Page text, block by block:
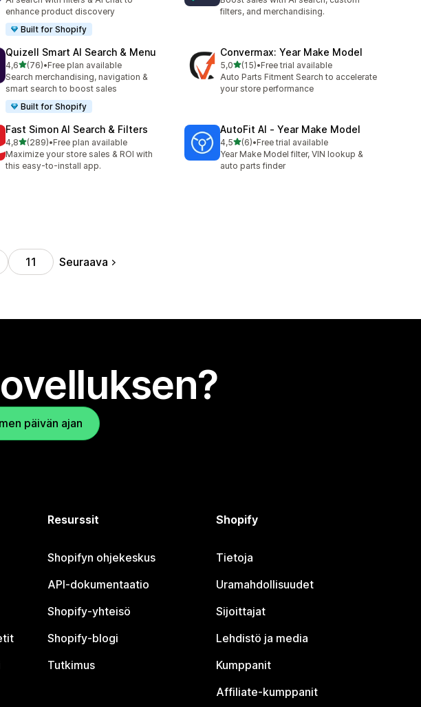
enhance product discovery
Built for Shopify
filters, and merchandising.
Quizell Smart AI Search & Menu
4,6/ 5 tähteä
(76)
76 arvostelua yhteensä
•Free plan available
Search merchandising, navigation &
smart search to boost sales
Built for Shopify
Convermax: Year Make Model
5,0/ 5 tähteä
(15)
15 arvostelua yhteensä
•Free trial available
Auto Parts Fitment Search to accelerate
your store performance
Fast Simon AI Search & Filters
4,8/ 5 tähteä
(289)
289 arvostelua yhteensä
•Free plan available
Maximize your store sales & ROI with
this easy-to-install app.
AutoFit AI ‑ Year Make Model
4,5/ 5 tähteä
(6)
6 arvostelua yhteensä
•Free trial available
Year Make Model filter, VIN lookup &
auto parts finder
11 Seuraava
päivän ajan
Resurssit
Shopifyn ohjekeskus
API-dokumentaatio
Shopify-yhteisö
Shopify-blogi
Tutkimus
Shopify
Tietoja
Uramahdollisuudet
Sijoittajat
Lehdistö ja media
Kumppanit
Affiliate-kumppanit